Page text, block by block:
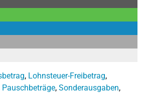
, Lohnsteuer-Freibetrag,
Pauschbeträge, Sonderausgaben,